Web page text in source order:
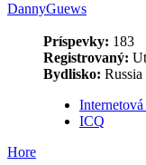
DannyGuews
Príspevky: 183
Registrovaný:
Bydlisko: Russia
Internetová
ICQ
Hore